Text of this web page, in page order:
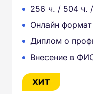
256 ч. / 504 ч.
Онлайн формат
Диплом о
Внесение в